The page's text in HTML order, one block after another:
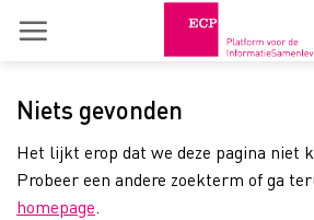
Niets gevonden
Het lijkt erop dat we deze pagina niet
Probeer een andere zoekterm of ga
homepage